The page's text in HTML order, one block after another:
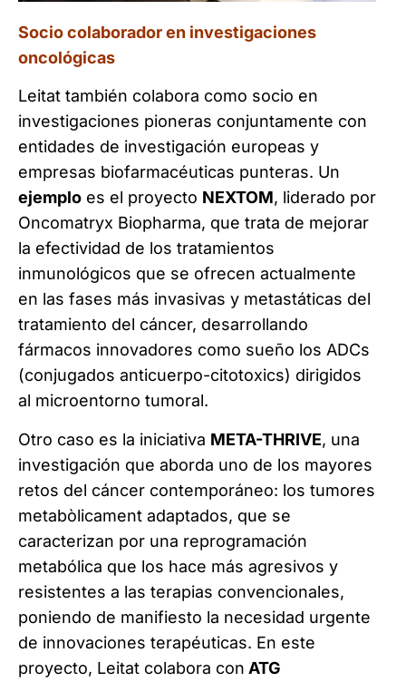
Socio colaborador en investigaciones
oncológicas
Leitat también colabora como socio en
investigaciones pioneras conjuntamente con
entidades de investigación europeas y
empresas biofarmacéuticas punteras. Un
ejemplo es el proyecto NEXTOM, liderado por
Oncomatryx Biopharma, que trata de mejorar
la efectividad de los tratamientos
inmunológicos que se ofrecen actualmente
en las fases más invasivas y metastáticas del
tratamiento del cáncer, desarrollando
fármacos innovadores como sueño los ADCs
(conjugados anticuerpo-citotoxics) dirigidos
al microentorno tumoral.
Otro caso es la iniciativa META-THRIVE, una
investigación que aborda uno de los mayores
retos del cáncer contemporáneo: los tumores
metabòlicament adaptados, que se
caracterizan por una reprogramación
metabólica que los hace más agresivos y
resistentes a las terapias convencionales,
poniendo de manifiesto la necesidad urgente
de innovaciones terapéuticas. En este
proyecto, Leitat colabora con ATG